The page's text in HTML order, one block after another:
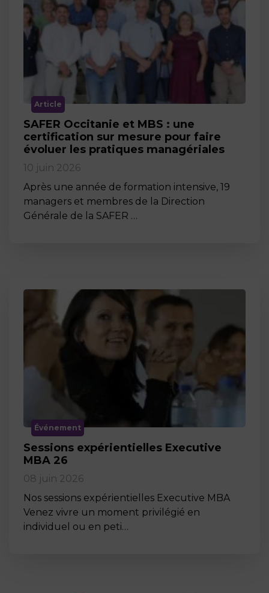
Article
SAFER Occitanie et MBS : une
certification sur mesure pour faire
évoluer les pratiques managériales
10 juin 2026
Après une année de formation intensive, 19
managers et membres de la Direction
Générale de la SAFER …
Événement
Sessions expérientielles Executive
MBA 26
08 juin 2026
Nos sessions expérientielles Executive MBA
Venez vivre un moment privilégié en
individuel ou en peti…